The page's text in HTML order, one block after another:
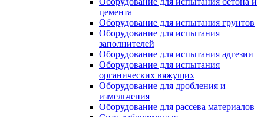
цемента
Оборудование для испытания грунтов
Оборудование для испытания
заполнителей
Оборудование для испытания адгезии
Оборудование для испытания
органических вяжущих
Оборудование для дробления и
измельчения
Оборудование для рассева материалов